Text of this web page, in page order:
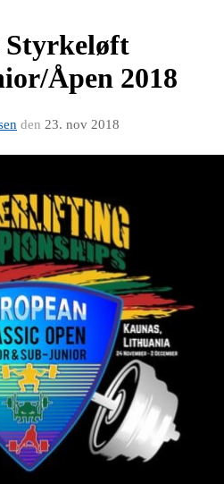
Styrkeløft
Åpen 2018
den 23. nov 2018